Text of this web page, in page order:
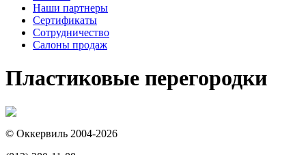
Наши партнеры
Сертификаты
Сотрудничество
Салоны продаж
Пластиковые перегородки
© Оккервиль 2004-2026